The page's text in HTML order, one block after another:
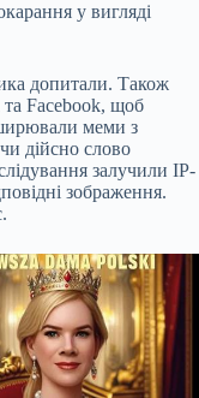
у вигляді
допитали. Також
та Facebook, щоб
меми з
дійсно слово
залучили IP-
зображення.